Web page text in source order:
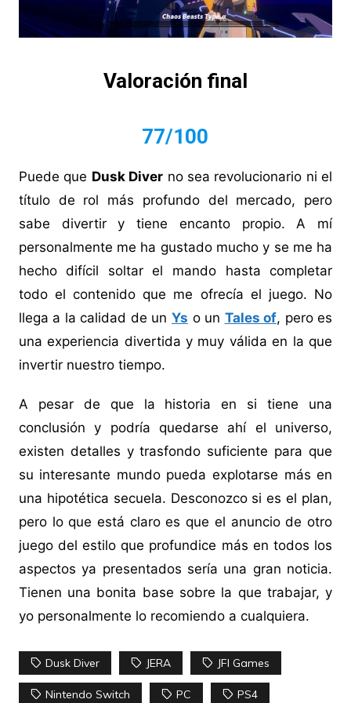
Valoración final
77/100
Puede que Dusk Diver no sea revolucionario ni el
título de rol más profundo del mercado, pero
sabe divertir y tiene encanto propio. A mí
personalmente me ha gustado mucho y se me ha
hecho difícil soltar el mando hasta completar
todo el contenido que me ofrecía el juego. No
llega a la calidad de un Ys o un Tales of, pero es
una experiencia divertida y muy válida en la que
invertir nuestro tiempo.
A pesar de que la historia en si tiene una
conclusión y podría quedarse ahí el universo,
existen detalles y trasfondo suficiente para que
su interesante mundo pueda explotarse más en
una hipotética secuela. Desconozco si es el plan,
pero lo que está claro es que el anuncio de otro
juego del estilo que profundice más en todos los
aspectos ya presentados sería una gran noticia.
Tienen una bonita base sobre la que trabajar, y
yo personalmente lo recomiendo a cualquiera.
Dusk Diver JERA JFI Games
Nintendo Switch PC PS4